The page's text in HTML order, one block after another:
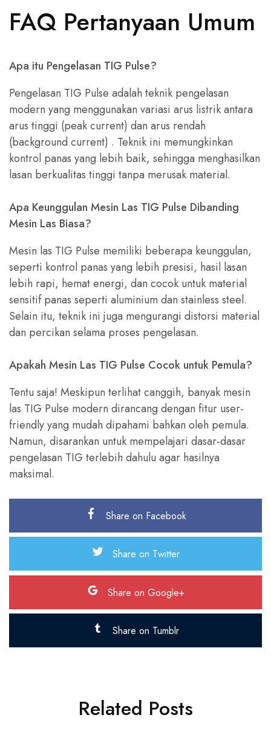
FAQ Pertanyaan Umum
Apa itu Pengelasan TIG Pulse?
Pengelasan TIG Pulse adalah teknik pengelasan
modern yang menggunakan variasi arus listrik antara
arus tinggi (peak current) dan arus rendah
(background current) . Teknik ini memungkinkan
kontrol panas yang lebih baik, sehingga menghasilkan
lasan berkualitas tinggi tanpa merusak material.
Apa Keunggulan Mesin Las TIG Pulse Dibanding
Mesin Las Biasa?
Mesin las TIG Pulse memiliki beberapa keunggulan,
seperti kontrol panas yang lebih presisi, hasil lasan
lebih rapi, hemat energi, dan cocok untuk material
sensitif panas seperti aluminium dan stainless steel.
Selain itu, teknik ini juga mengurangi distorsi material
dan percikan selama proses pengelasan.
Apakah Mesin Las TIG Pulse Cocok untuk Pemula?
Tentu saja! Meskipun terlihat canggih, banyak mesin
las TIG Pulse modern dirancang dengan fitur user-
friendly yang mudah dipahami bahkan oleh pemula.
Namun, disarankan untuk mempelajari dasar-dasar
pengelasan TIG terlebih dahulu agar hasilnya
maksimal.
Share on Facebook
Share on Twitter
Share on Google+
Share on Tumblr
Related Posts